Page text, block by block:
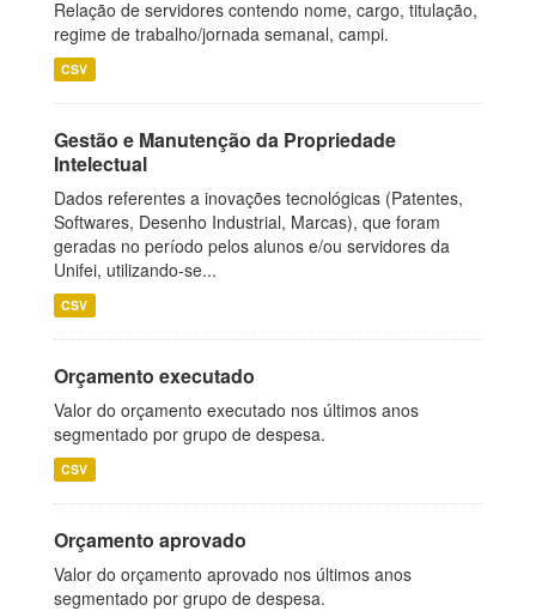
Relação de servidores contendo nome, cargo, titulação,
regime de trabalho/jornada semanal, campi.
CSV
Gestão e Manutenção da Propriedade
Intelectual
Dados referentes a inovações tecnológicas (Patentes,
Softwares, Desenho Industrial, Marcas), que foram
geradas no período pelos alunos e/ou servidores da
Unifei, utilizando-se...
CSV
Orçamento executado
Valor do orçamento executado nos últimos anos
segmentado por grupo de despesa.
CSV
Orçamento aprovado
Valor do orçamento aprovado nos últimos anos
segmentado por grupo de despesa.